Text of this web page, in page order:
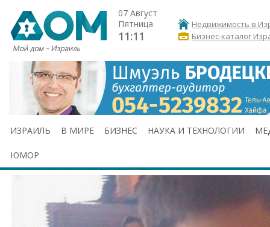
07 Август
Пятница
11:11
Недвижимость в
Бизнес-каталог
ИЗРАИЛЬ В МИРЕ БИЗНЕС НАУКА И ТЕХНОЛОГИИ
ЮМОР